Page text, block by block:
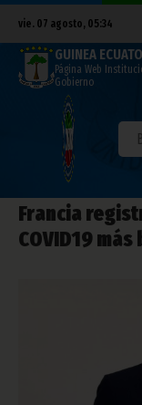
vie. 07 agosto, 05:34
GUINEA
Página Web
Gobierno
Francia
COVID19